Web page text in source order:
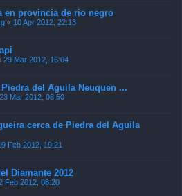
en provincia de rio negro
« 10 Apr 2012, 22:13
29 Mar 2012, 16:04
del Aguila Neuquen ...
23 Mar 2012, 08:50
cerca de Piedra del Aguila
Feb 2012, 19:21
Diamante 2012
Feb 2012, 08:20